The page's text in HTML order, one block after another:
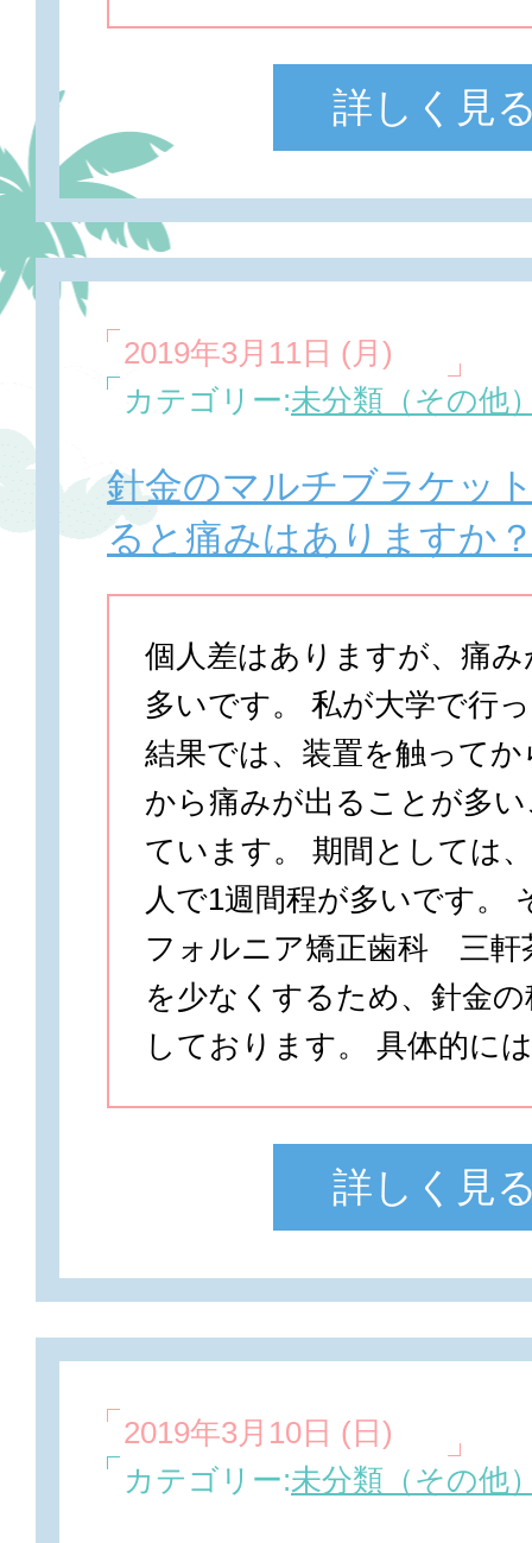
詳しく見
2019年3月11日 (月)
カテゴリー:未分類（その他
針金のマルチブラケッ
ると痛みはありますか
個人差はありますが、痛
多いです。 私が大学で行
結果では、装置を触って
から痛みが出ることが多
ています。 期間としては
人で1週間程が多いです。
フォルニア矯正歯科 三軒
を少なくするため、針金
しております。 具体的に
詳しく見
2019年3月10日 (日)
カテゴリー:未分類（その他